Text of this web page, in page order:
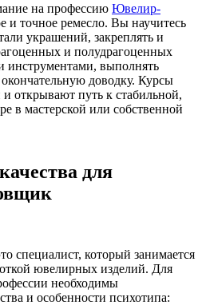
на профессию Ювелир-
и точное ремесло. Вы научитесь
украшений, закреплять и
и полудрагоценных
инструментами, выполнять
доводку. Курсы
открывают путь к стабильной,
в мастерской или собственной
для
который занимается
ювелирных изделий. Для
необходимы
и особенности психотипа: